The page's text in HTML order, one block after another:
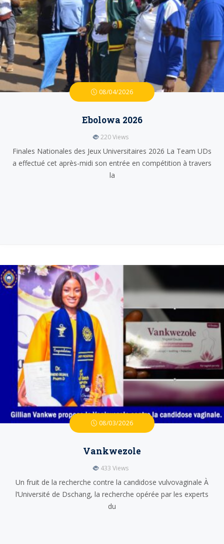
08/04/2026
Ebolowa 2026
220Views
Finales Nationales des Jeux Universitaires 2026 La Team UDs
a effectué cet après-midi son entrée en compétition à travers
la
08/03/2026
Vankwezole
433 Views
Un fruit de la recherche contre la candidose vulvovaginale À
l’Université de Dschang, la recherche opérée par les experts
du